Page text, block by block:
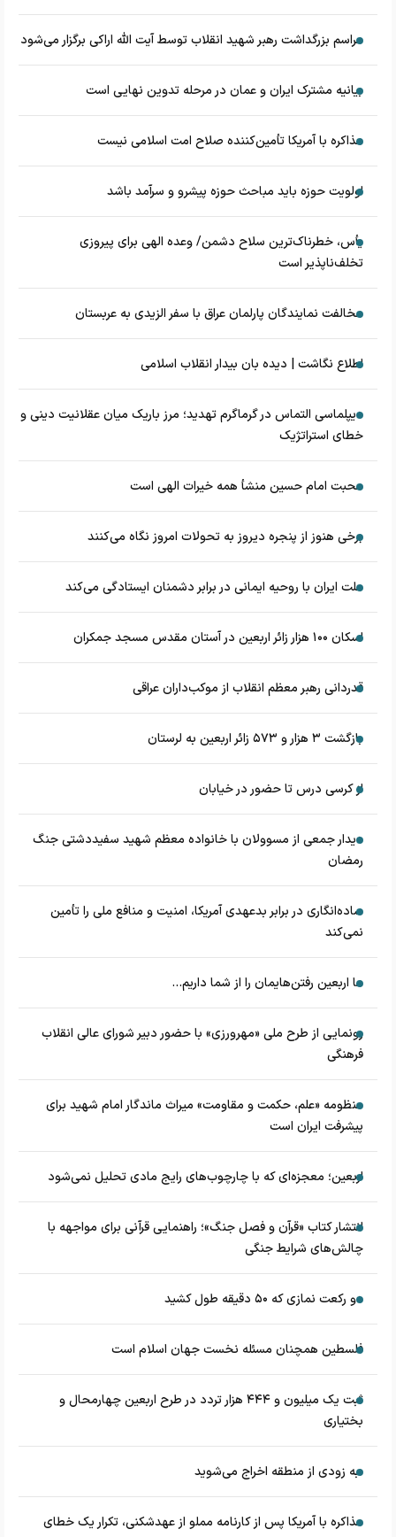
مراسم بزرگداشت رهبر شهید انقلاب توسط آیت الله اراکی برگزار می‌شود
بیانیه مشترک ایران و عمان در مرحله تدوین نهایی است
مذاکره با آمریکا تأمین‌کننده صلاح امت اسلامی نیست
اولویت حوزه باید مباحث حوزه پیشرو و سرآمد باشد
یأس، خطرناک‌ترین سلاح دشمن/ وعده الهی برای پیروزی
تخلف‌ناپذیر است
مخالفت نمایندگان پارلمان عراق با سفر الزیدی به عربستان
اطلاع نگاشت | دیده بان بیدار انقلاب اسلامی
دیپلماسی التماس در گرماگرم تهدید؛ مرز باریک میان عقلانیت دینی و
خطای استراتژیک
محبت امام حسین منشأ همه خیرات الهی است
برخی هنوز از پنجره دیروز به تحولات امروز نگاه می‌کنند
ملت ایران با روحیه ایمانی در برابر دشمنان ایستادگی می‌کند
اسکان ۱۰۰ هزار زائر اربعین در آستان مقدس مسجد جمکران
قدردانی رهبر معظم انقلاب از موکب‌داران عراقی
بازگشت ۳ هزار و ۵۷۳ زائر اربعین به لرستان
از کرسی درس تا حضور در خیابان
دیدار جمعی از مسوولان با خانواده معظم شهید سفیددشتی جنگ
رمضان
ساده‌انگاری در برابر بدعهدی آمریکا، امنیت و منافع ملی را تأمین
نمی‌کند
ما اربعین رفتن‌هایمان را از شما داریم...
رونمایی از طرح ملی «مهرورزی» با حضور دبیر شورای عالی انقلاب
فرهنگی
منظومه «علم، حکمت و مقاومت» میراث ماندگار امام شهید برای
پیشرفت ایران است
اربعین؛ معجزه‌ای که با چارچوب‌های رایج مادی تحلیل نمی‌شود
انتشار کتاب «قرآن و فصل جنگ»؛ راهنمایی قرآنی برای مواجهه با
چالش‌های شرایط جنگی
دو رکعت نمازی که ۵۰ دقیقه طول کشید
فلسطین همچنان مسئله نخست جهان اسلام است
ثبت یک میلیون و ۴۴۴ هزار تردد در طرح اربعین چهارمحال و
بختیاری
به زودی از منطقه اخراج می‌شوید
مذاکره با آمریکا پس از کارنامه مملو از عهدشکنی، تکرار یک خطای